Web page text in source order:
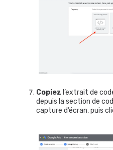
Copiez l’extrait de
depuis la section de
capture d’écran, puis